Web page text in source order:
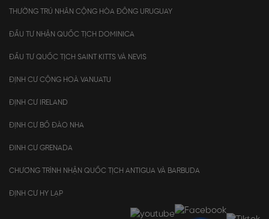
THƯỜNG TRÚ NHÂN CỘNG HÒA ĐÔNG URUGUAY
ĐẦU TƯ NHẬN QUỐC TỊCH DOMINICA
ĐẦU TƯ QUỐC TỊCH SAINT KITTS VÀ NEVIS
ĐỊNH CƯ CỘNG HOÀ VANUATU
ĐỊNH CƯ IRELAND
ĐỊNH CƯ BỒ ĐÀO NHA
ĐINH CƯ GRENADA
CHƯƠNG TRÌNH NHẬN QUỐC TỊCH ANTIGUA VÀ BARBUDA
ĐỊNH CƯ HY LẠP